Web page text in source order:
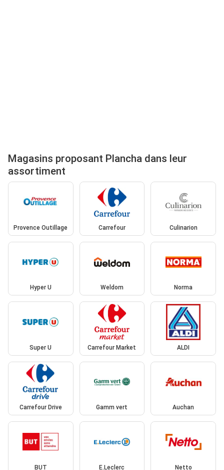
Magasins proposant Plancha dans leur
assortiment
Provence Outillage Carrefour Culinarion
Hyper U Weldom Norma
Super U Carrefour Market ALDI
Carrefour Drive Gamm vert Auchan
BUT E.Leclerc Netto